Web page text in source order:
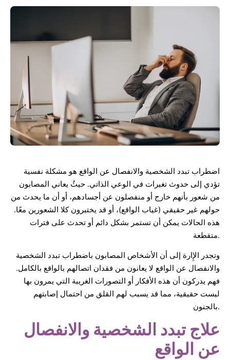
اضطراب تبدد الشخصية والانفصال عن الواقع هو مشكلة نفسية
تؤدي إلى حدوث تغيرات في الوعي الذاتي. حيثُ يعاني المصابون
من شعور بأنهم خارج أو منفصلون عن أجسادهم، أو أن ما يحدث من
حولهم غير حقيقي (غياب الواقع)، أو قد يختبرون كلا الشعورين معًا.
هذه الحالات يمكن أن تستمر بشكل دائم أو تحدث على فترات
متقطعة.
وتجدر الإِارة إلى أن الأشخاص المصابون باضطراب تبدد الشخصية
والانفصال عن الواقع لا يعانون من فقدان اتصالهم بالواقع بالكامل.
فهم يدركون أن هذه الأفكار أو التصورات الغريبة التي يمرون بها
ليست حقيقية، مما قد يسبب لهم القلق من احتمال إصابتهم
بالجنون.
علاج تبدد الشخصية والانفصال
عن الواقع